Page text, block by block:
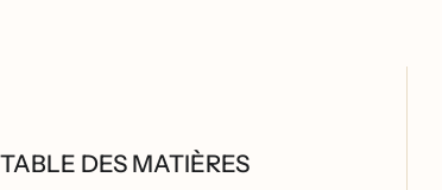
TABLE DES MATIÈRES